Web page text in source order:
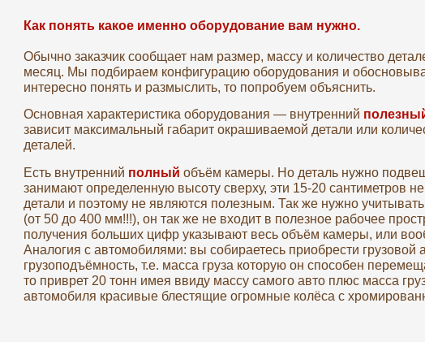
Как понять какое именно оборудование вам нужно.
Обычно заказчик сообщает нам размер, массу и количество
месяц. Мы подбираем конфигурацию оборудования и
интересно понять и размыслить, то попробуем объяснить.
Основная характеристика оборудования — внутренний
зависит максимальный габарит окрашиваемой детали или
деталей.
Есть внутренний полный объём камеры. Но деталь нужно
занимают определенную высоту сверху, эти 15-20 сантиметров
детали и поэтому не являются полезным. Так же нужно
(от 50 до 400 мм!!!), он так же не входит в полезное рабочее
получения больших цифр указывают весь объём камеры, или
Аналогия с автомобилями: вы собираетесь приобрести грузовой
грузоподъёмность, т.е. масса груза которую он способен
то приврет 20 тонн имея ввиду массу самого авто плюс масса
автомобиля красивые блестящие огромные колёса с